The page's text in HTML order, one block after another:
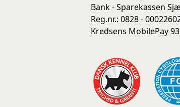
Bank - Sparekassen
Reg.nr.: 0828 -
Kredsens MobilePay